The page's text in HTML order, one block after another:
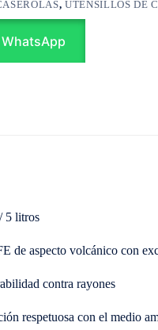
, UTENSILLOS DE
5 litros
de aspecto volcánico con
contra rayones
respetuosa con el medio